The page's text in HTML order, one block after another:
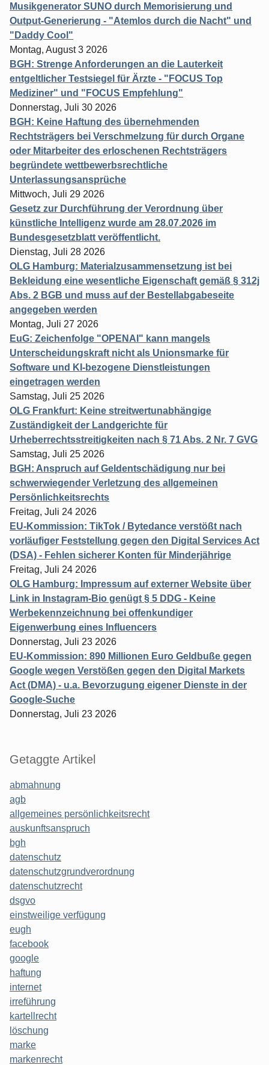
Musikgenerator SUNO durch Memorisierung und
Output-Generierung - "Atemlos durch die Nacht" und
"Daddy Cool"
Montag, August 3 2026
BGH: Strenge Anforderungen an die Lauterkeit
entgeltlicher Testsiegel für Ärzte - "FOCUS Top
Mediziner" und "FOCUS Empfehlung"
Donnerstag, Juli 30 2026
BGH: Keine Haftung des übernehmenden
Rechtsträgers bei Verschmelzung für durch Organe
oder Mitarbeiter des erloschenen Rechtsträgers
begründete wettbewerbsrechtliche
Unterlassungsansprüche
Mittwoch, Juli 29 2026
Gesetz zur Durchführung der Verordnung über
künstliche Intelligenz wurde am 28.07.2026 im
Bundesgesetzblatt veröffentlicht.
Dienstag, Juli 28 2026
OLG Hamburg: Materialzusammensetzung ist bei
Bekleidung eine wesentliche Eigenschaft gemäß § 312j
Abs. 2 BGB und muss auf der Bestellabgabeseite
angegeben werden
Montag, Juli 27 2026
EuG: Zeichenfolge "OPENAI" kann mangels
Unterscheidungskraft nicht als Unionsmarke für
Software und KI-bezogene Dienstleistungen
eingetragen werden
Samstag, Juli 25 2026
OLG Frankfurt: Keine streitwertunabhängige
Zuständigkeit der Landgerichte für
Urheberrechtsstreitigkeiten nach § 71 Abs. 2 Nr. 7 GVG
Samstag, Juli 25 2026
BGH: Anspruch auf Geldentschädigung nur bei
schwerwiegender Verletzung des allgemeinen
Persönlichkeitsrechts
Freitag, Juli 24 2026
EU-Kommission: TikTok / Bytedance verstößt nach
vorläufiger Feststellung gegen den Digital Services Act
(DSA) - Fehlen sicherer Konten für Minderjährige
Freitag, Juli 24 2026
OLG Hamburg: Impressum auf externer Website über
Link in Instagram-Bio genügt § 5 DDG - Keine
Werbekennzeichnung bei offenkundiger
Eigenwerbung eines Influencers
Donnerstag, Juli 23 2026
EU-Kommission: 890 Millionen Euro Geldbuße gegen
Google wegen Verstößen gegen den Digital Markets
Act (DMA) - u.a. Bevorzugung eigener Dienste in der
Google-Suche
Donnerstag, Juli 23 2026
Getaggte Artikel
abmahnung
agb
allgemeines persönlichkeitsrecht
auskunftsanspruch
bgh
datenschutz
datenschutzgrundverordnung
datenschutzrecht
dsgvo
einstweilige verfügung
eugh
facebook
google
haftung
internet
irreführung
kartellrecht
löschung
marke
markenrecht